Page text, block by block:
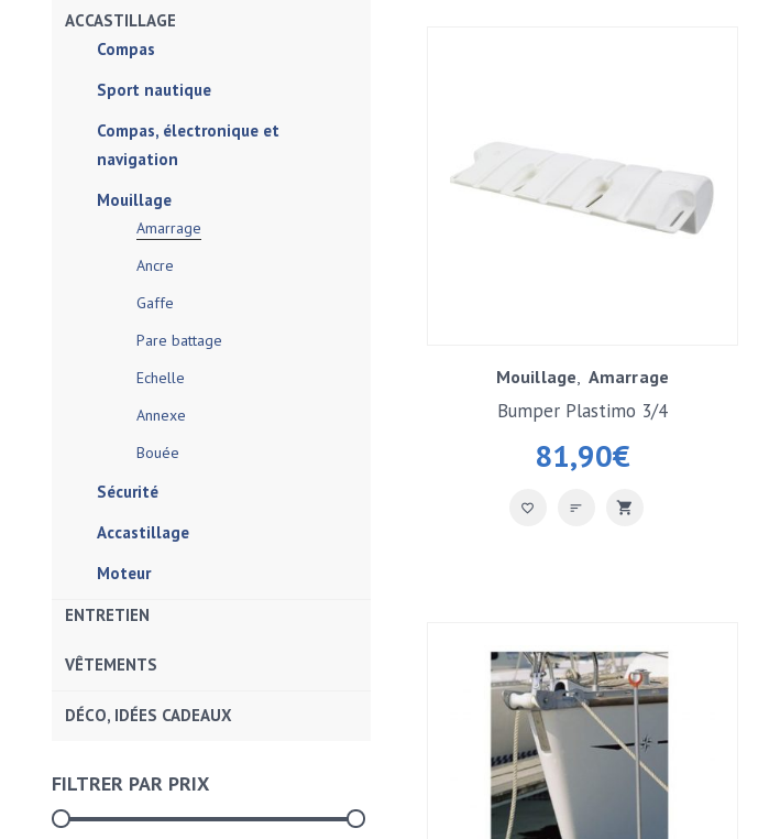
Mouillage Amarrage
81,90€
Bumper Plastimo 3/4
ACCASTILLAGE
Compas
Sport nautique
Compas, électronique et
navigation
Mouillage
Amarrage
Ancre
Gaffe
Pare battage
Echelle
Annexe
Bouée
Sécurité
Accastillage
Moteur
ENTRETIEN
VÊTEMENTS
DÉCO, IDÉES CADEAUX
FILTRER PAR PRIX